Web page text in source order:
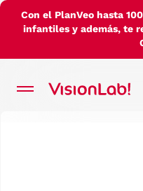
Con el PlanVeo hasta
infantiles y además, te